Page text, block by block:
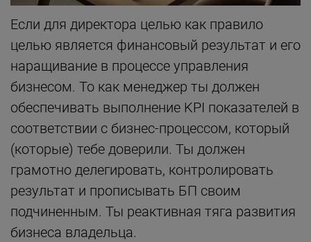
Если для директора целью как правило
целью является финансовый результат и его
наращивание в процессе управления
бизнесом. То как менеджер ты должен
обеспечивать выполнение KPI показателей в
соответствии с бизнес-процессом, который
(которые) тебе доверили. Ты должен
грамотно делегировать, контролировать
результат и прописывать БП своим
подчиненным. Ты реактивная тяга развития
бизнеса владельца.